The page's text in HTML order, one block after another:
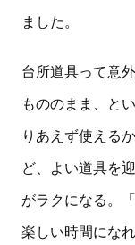
ました。
台所道具って意
もののまま、と
りあえず使える
ど、よい道具を
がラクになる。
楽しい時間にな